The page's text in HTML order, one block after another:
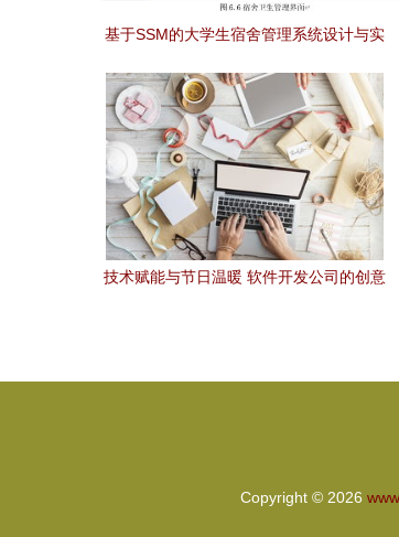
基于SSM的大学生宿舍管理系统设计与实
技术赋能与节日温暖 软件开发公司的创意
Copyright © 2026